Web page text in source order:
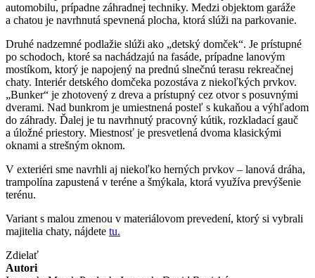
automobilu, prípadne záhradnej techniky. Medzi objektom garáže
a chatou je navrhnutá spevnená plocha, ktorá slúži na parkovanie.
Druhé nadzemné podlažie slúži ako „detský domček“. Je prístupné
po schodoch, ktoré sa nachádzajú na fasáde, prípadne lanovým
mostíkom, ktorý je napojený na prednú slnečnú terasu rekreačnej
chaty. Interiér detského domčeka pozostáva z niekoľkých prvkov.
„Bunker“ je zhotovený z dreva a prístupný cez otvor s posuvnými
dverami. Nad bunkrom je umiestnená posteľ s kukaňou a výhľadom
do záhrady. Ďalej je tu navrhnutý pracovný kútik, rozkladací gauč
a úložné priestory. Miestnosť je presvetlená dvoma klasickými
oknami a strešným oknom.
V exteriéri sme navrhli aj niekoľko herných prvkov – lanová dráha,
trampolína zapustená v teréne a šmýkala, ktorá využíva prevýšenie
terénu.
Variant s malou zmenou v materiálovom prevedení, ktorý si vybrali
majitelia chaty, nájdete tu.
Zdielať
Autori